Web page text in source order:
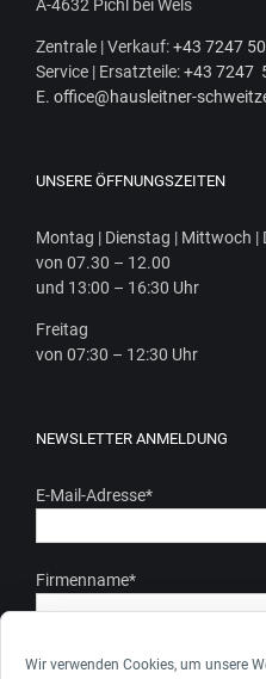
Wir verwenden Cookies, um unsere
A‑4632 Pichl bei Wels
Zen­tra­le | Ver­kauf:+43 7247
Ser­vice | Ersatz­tei­le:+43 7247
E. office@hausleitner-
UNSERE ÖFFNUNGSZEITEN
Mon­tag | Diens­tag | Mitt­woch |
von 07.30 – 12.00
und 13:00 – 16:30 Uhr
Frei­tag
von 07:30 – 12:30 Uhr
NEWSLETTER ANMELDUNG
E-Mail-Adresse*
Firmenname*
Ich stimme zu, dass meine